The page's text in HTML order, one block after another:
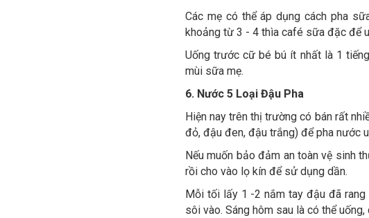
Các mẹ có thể áp dụng cách pha
khoảng từ 3 - 4 thìa café sữa đặc để
Uống trước cữ bé bú ít nhất là 1
mùi sữa mẹ.
6. Nước 5 Loại Đậu Pha
Hiện nay trên thị trường có bán rất
đỏ, đậu đen, đậu trắng) để pha nước
Nếu muốn bảo đảm an toàn vệ sinh
rồi cho vào lọ kín để sử dụng dần.
Mỗi tối lấy 1 -2 nắm tay đậu đã
sôi vào. Sáng hôm sau là có thể